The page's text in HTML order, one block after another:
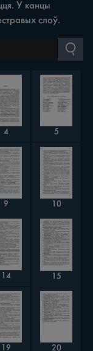
У канцы
слоў.
4 5
9 10
14 15
19 20